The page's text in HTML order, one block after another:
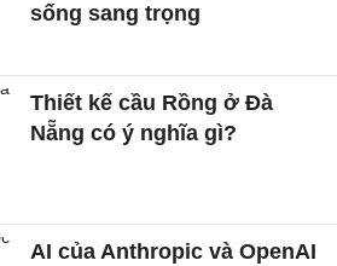
sống sang trọng
Thiết kế cầu Rồng ở Đà
Nẵng có ý nghĩa gì?
AI của Anthropic và OpenAI